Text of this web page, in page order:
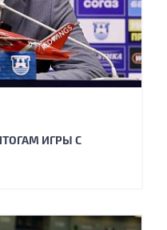
ИГРЫ С